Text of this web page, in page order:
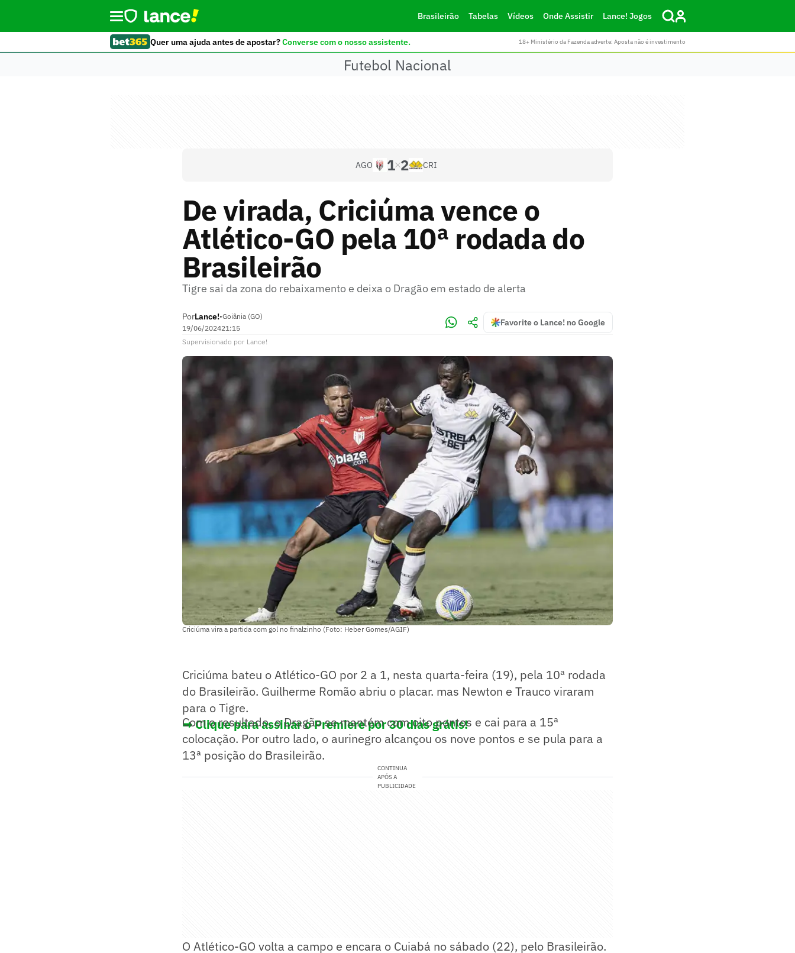
Brasileirão Tabelas Vídeos Onde Assistir Lance! Jogos
Quer uma ajuda antes de apostar?Converse com o nosso assistente. 18+ Ministério da Fazenda adverte: Aposta não é investimento
Futebol Nacional
AGO 1 2 CRI
De virada, Criciúma vence o
Atlético-GO pela 10ª rodada do
Brasileirão
Tigre sai da zona do rebaixamento e deixa o Dragão em estado de alerta
PorLance!•Goiânia (GO)
19/06/202421:15
Favorite o Lance! no Google
Supervisionado por Lance!
Criciúma vira a partida com gol no finalzinho (Foto: Heber Gomes/AGIF)
Criciúma bateu o Atlético-GO por 2 a 1, nesta quarta-feira (19), pela 10ª rodada
do Brasileirão. Guilherme Romão abriu o placar. mas Newton e Trauco viraram
para o Tigre.
➡ Clique para assinar o Premiere por 30 dias grátis!
Com o resultado, o Dragão se mantém com oito pontos e cai para a 15ª
colocação. Por outro lado, o aurinegro alcançou os nove pontos e se pula para a
13ª posição do Brasileirão.
CONTINUA
APÓS A
PUBLICIDADE
O Atlético-GO volta a campo e encara o Cuiabá no sábado (22), pelo Brasileirão.